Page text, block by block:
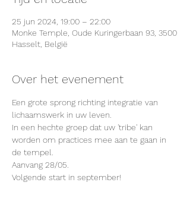
25 jun 2024, 19:00 – 22:00
Monke Temple, Oude Kuringerbaan 93, 3500
Hasselt, België
Over het evenement
Een grote sprong richting integratie van
lichaamswerk in uw leven.
In een hechte groep dat uw 'tribe' kan
worden om practices mee aan te gaan in
de tempel.
Aanvang 28/05.
Volgende start in september!